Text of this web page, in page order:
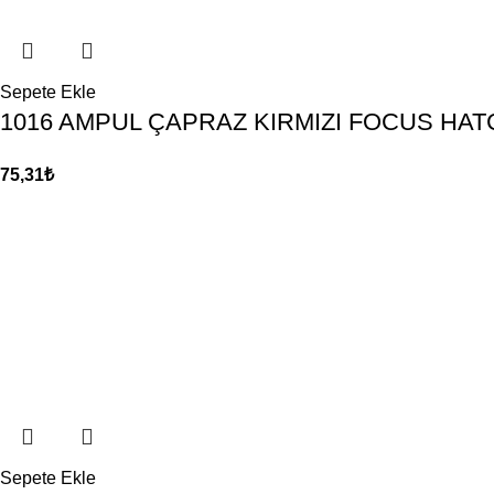
Sepete Ekle
1016 AMPUL ÇAPRAZ KIRMIZI FOCUS
75,31₺
Sepete Ekle